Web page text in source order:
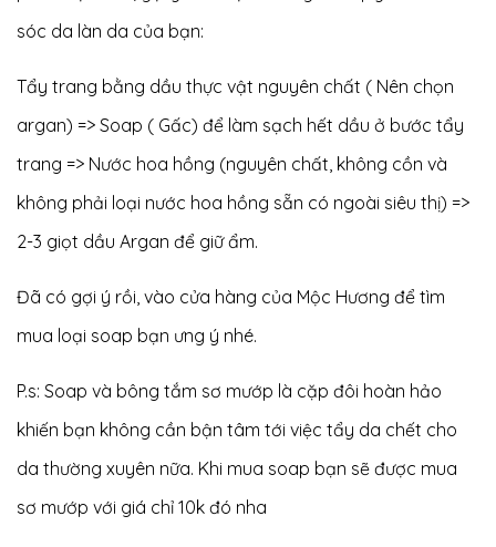
sóc da làn da của bạn:
Tẩy trang bằng dầu thực vật nguyên chất ( Nên chọn
argan) => Soap ( Gấc) để làm sạch hết dầu ở bước tẩy
trang => Nước hoa hồng (nguyên chất, không cồn và
không phải loại nước hoa hồng sẵn có ngoài siêu thị) =>
2-3 giọt dầu Argan để giữ ẩm.
Đã có gợi ý rồi, vào cửa hàng của Mộc Hương để tìm
mua loại soap bạn ưng ý nhé.
P.s: Soap và bông tắm sơ mướp là cặp đôi hoàn hảo
khiến bạn không cần bận tâm tới việc tẩy da chết cho
da thường xuyên nữa. Khi mua soap bạn sẽ được mua
sơ mướp với giá chỉ 10k đó nha